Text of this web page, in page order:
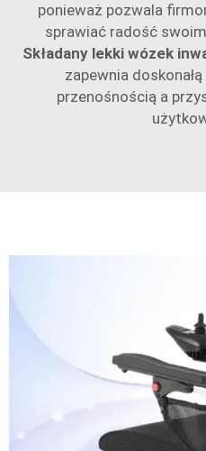
ponieważ pozwala
sprawiać radość
Składany lekki wózek
zapewnia
przenośnością a